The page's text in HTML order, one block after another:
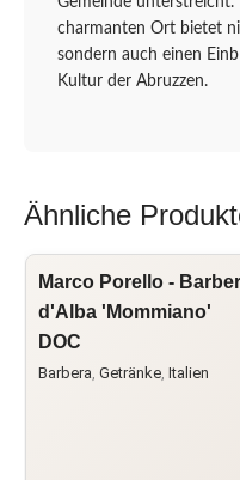
charmanten Ort bietet
sondern auch einen
Kultur der Abruzzen.
Ähnliche
Marco Porello -
d'Alba 'Mommiano'
DOC
Barbera, Getränke, Italien